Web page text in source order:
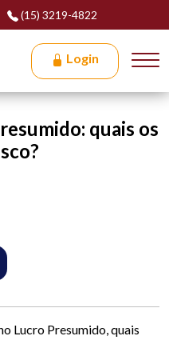
(15) 3219-4822
Login
quais os
Lucro Presumido, quais